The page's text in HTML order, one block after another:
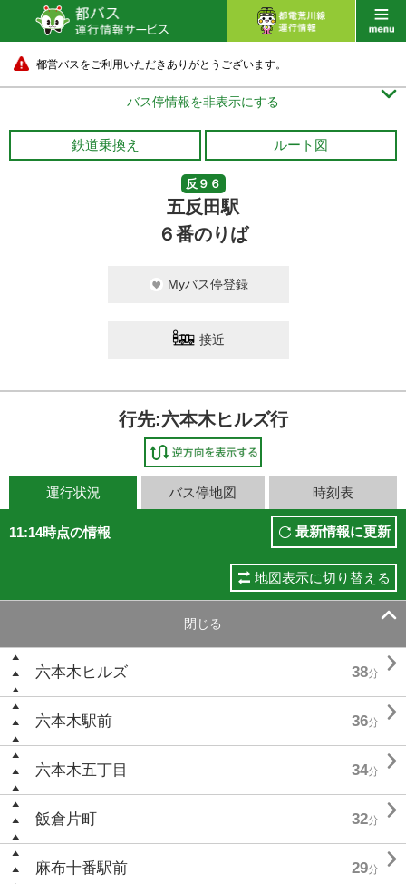
都営バスをご利用いただきありがとうございます。
バス停情報を非表示にする 
鉄道乗換え ルート図
反９６
五反田駅
６番のりば
Myバス停登録
接近
行先:六本木ヒルズ行
運行状況 バス停地図 時刻表
11:14時点の情報 最新情報に更新
地図表示に切り替える
閉じる 
六本木ヒルズ 38分 
六本木駅前 36分 
六本木五丁目 34分 
飯倉片町 32分 
麻布十番駅前 29分 